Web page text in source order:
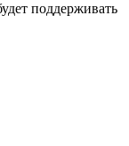
поддерживать